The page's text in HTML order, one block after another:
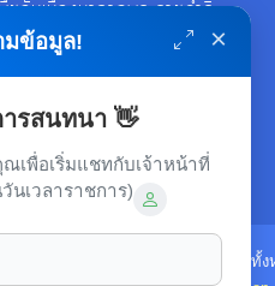
อันเนื่องมาจากพระราชดำริ
มสดวกฯ
(INFO)
วัดชายแดนภาคใต้ ศอ.บต.
บาลตำบลขามใหญ่ ขอสงวนไว้ซึ่งสิทธิทั้
มข้อมูล! ×
รสนทนา 👋
เพื่อเริ่มแชทกับเจ้าหน้าที่
นเวลาราชการ)